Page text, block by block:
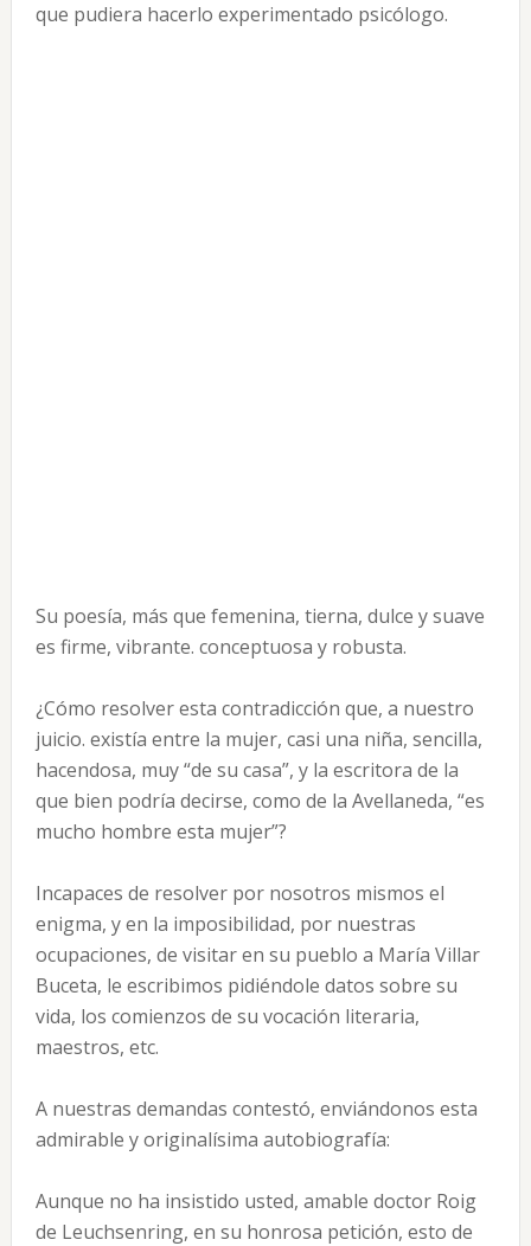
que pudiera hacerlo experimentado psicólogo.
Su poesía, más que femenina, tierna, dulce y suave
es firme, vibrante. conceptuosa y robusta.
¿Cómo resolver esta contradicción que, a nuestro
juicio. existía entre la mujer, casi una niña, sencilla,
hacendosa, muy “de su casa”, y la escritora de la
que bien podría decirse, como de la Avellaneda, “es
mucho hombre esta mujer”?
Incapaces de resolver por nosotros mismos el
enigma, y en la imposibilidad, por nuestras
ocupaciones, de visitar en su pueblo a Ma­ría Villar
Buceta, le escribimos pidiéndole datos sobre su
vida, los comienzos de su vocación literaria,
maestros, etc.
A nuestras demandas contestó, enviándonos esta
admirable y originalísima autobiografía:
Aunque no ha insistido usted, amable doc­tor Roig
de Leuchsenring, en su honrosa petición, esto de